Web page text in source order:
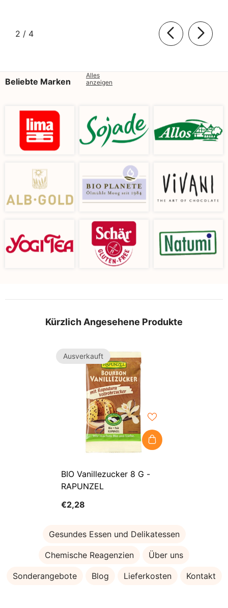
2 / von
4
Beliebte Marken
Alles
anzeigen
Kürzlich Angesehene Produkte
Ausverkauft
BIO Vanillezucker 8 G -
RAPUNZEL
€2,28
Gesundes Essen und Delikatessen
Chemische Reagenzien Über uns
Sonderangebote Blog Lieferkosten Kontakt